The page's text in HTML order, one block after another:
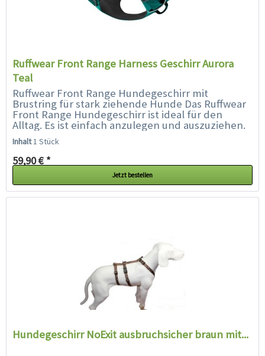
Ruffwear Front Range Harness Geschirr Aurora
Teal
Ruffwear Front Range Hundegeschirr mit
Brustring für stark ziehende Hunde Das Ruffwear
Front Range Hundegeschirr ist ideal für den
Alltag. Es ist einfach anzulegen und auszuziehen.
Durch die flexiblen...
Inhalt1 Stück
59,90 € *
Jetzt bestellen
Hundegeschirr NoExit ausbruchsicher braun mit...